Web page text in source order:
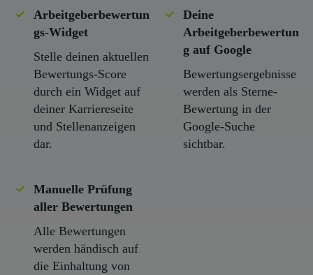
Arbeitgeberbewertun
gs-Widget
Stelle deinen aktuellen
Bewertungs-Score
durch ein Widget auf
deiner Karriereseite
und Stellenanzeigen
dar.
Deine
Arbeitgeberbewertun
g auf Google
Bewertungsergebnisse
werden als Sterne-
Bewertung in der
Google-Suche
sichtbar.
Manuelle Prüfung
aller Bewertungen
Alle Bewertungen
werden händisch auf
die Einhaltung von